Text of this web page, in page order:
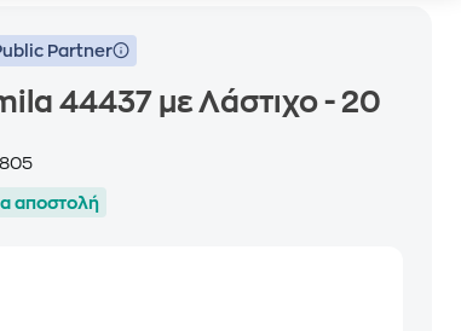
Partner
44437 με Λάστιχο - 20
αποστολή